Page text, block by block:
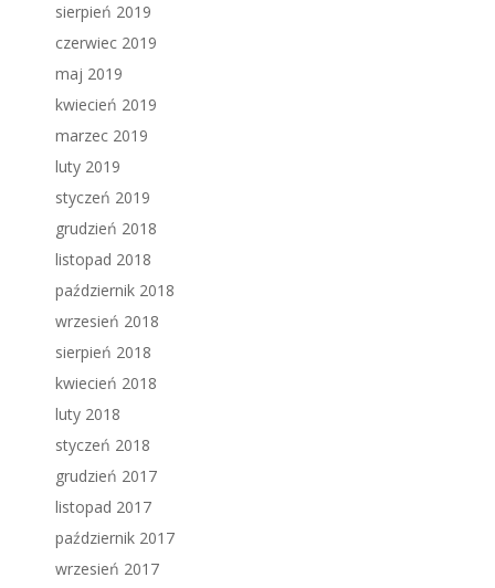
sierpień 2019
czerwiec 2019
maj 2019
kwiecień 2019
marzec 2019
luty 2019
styczeń 2019
grudzień 2018
listopad 2018
październik 2018
wrzesień 2018
sierpień 2018
kwiecień 2018
luty 2018
styczeń 2018
grudzień 2017
listopad 2017
październik 2017
wrzesień 2017